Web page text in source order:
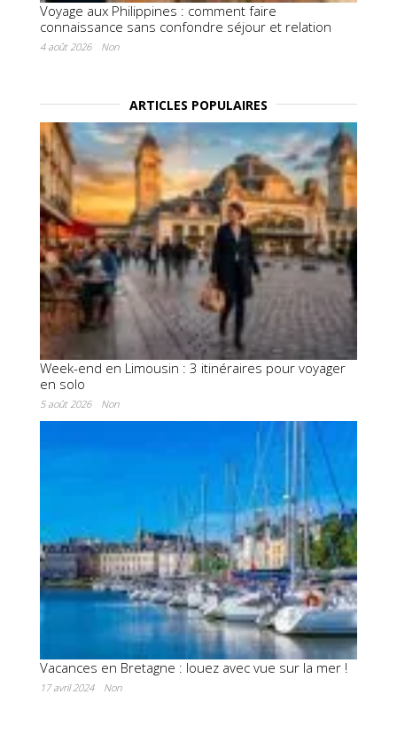
Voyage aux Philippines : comment faire
connaissance sans confondre séjour et relation
4 août 2026 Non
ARTICLES POPULAIRES
Week-end en Limousin : 3 itinéraires pour voyager
en solo
5 août 2026 Non
Vacances en Bretagne : louez avec vue sur la mer !
17 avril 2024 Non